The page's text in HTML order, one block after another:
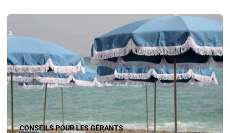
CONSEILS POUR LES GÉRANTS